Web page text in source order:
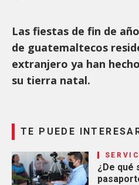
Las fiestas de fin de
de guatemaltecos
extranjero ya han
su tierra natal.
TE PUEDE
¿De qué